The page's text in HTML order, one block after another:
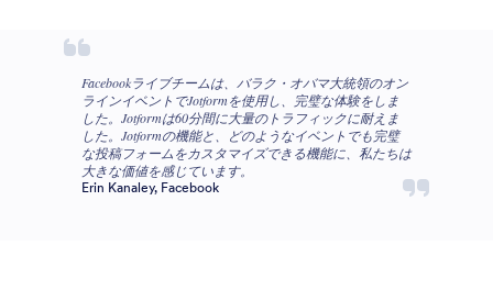
Facebookライブチームは、バラク・オバマ大統領のオン
ラインイベントでJotformを使用し、完璧な体験をしま
した。Jotformは60分間に大量のトラフィックに耐えま
した。Jotformの機能と、どのようなイベントでも完璧
な投稿フォームをカスタマイズできる機能に、私たちは
大きな価値を感じています。
Erin Kanaley, Facebook